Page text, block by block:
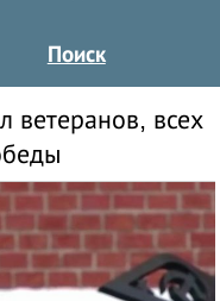
Поиск
ветеранов, всех